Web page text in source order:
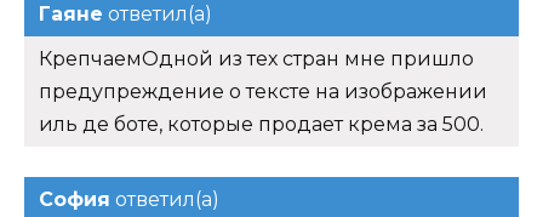
Гаяне ответил(а)
КрепчаемОдной из тех стран мне пришло
предупреждение о тексте на изображении
иль де боте, которые продает крема за 500.
София ответил(а)